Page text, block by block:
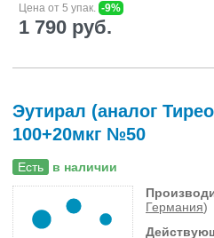
Цена от 5 упак. -9%
1 790 руб.
Эутирал (аналог
100+20мкг №50
Есть в наличии
Германия)